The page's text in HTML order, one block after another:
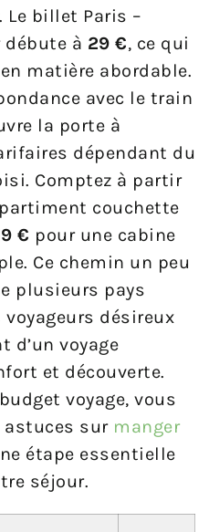
Le billet Paris –
débute à 29 €, ce qui
matière abordable.
avec le train
la porte à
dépendant du
Comptez à partir
couchette
€ pour une cabine
Ce chemin un peu
plusieurs pays
désireux
d’un voyage
et découverte.
voyage, vous
astuces sur manger
étape essentielle
séjour.